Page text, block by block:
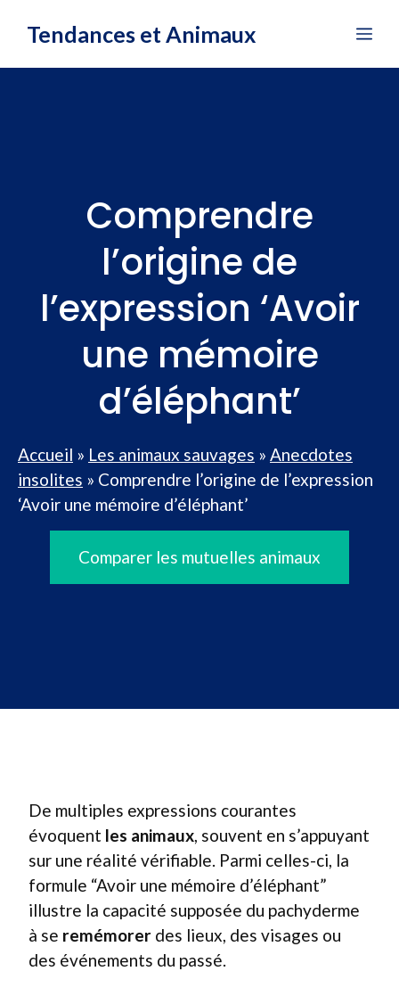
Tendances et Animaux
Comprendre
l’origine de
l’expression ‘Avoir
une mémoire
d’éléphant’
Accueil » Les animaux sauvages » Anecdotes
insolites » Comprendre l’origine de l’expression
‘Avoir une mémoire d’éléphant’
Comparer les mutuelles animaux
De multiples expressions courantes
évoquent les animaux, souvent en s’appuyant
sur une réalité vérifiable. Parmi celles-ci, la
formule “Avoir une mémoire d’éléphant”
illustre la capacité supposée du pachyderme
à se remémorer des lieux, des visages ou
des événements du passé.